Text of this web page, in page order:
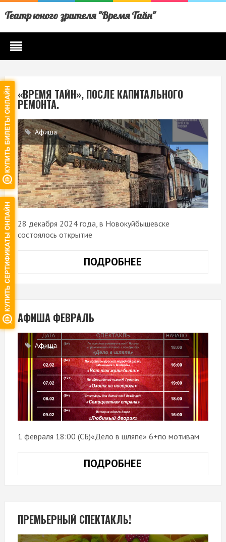
Театр юного зрителя "Время Тайн"
«ВРЕМЯ ТАЙН», ПОСЛЕ КАПИТАЛЬНОГО
РЕМОНТА.
Афиша
28 декабря 2024 года, в Новокуйбышевске
состоялось открытие
ПОДРОБНЕЕ
АФИША ФЕВРАЛЬ
Афиша
1 февраля 18:00 (СБ)«Дело в шляпе» 6+по мотивам
ПОДРОБНЕЕ
ПРЕМЬЕРНЫЙ СПЕКТАКЛЬ!